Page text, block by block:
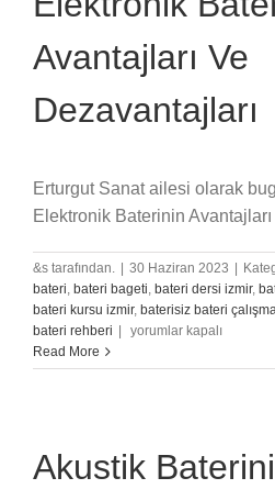
Avantajları Ve
Dezavantajları
Erturgut Sanat ailesi olarak
Elektronik Baterinin Avantajları
&s tarafından. 30 Haziran 2023
bateri, bateri bageti, bateri dersi izmir,
bateri kursu izmir, baterisiz bateri
bateri rehberi
Elektronik
Avantajları
yorumlar kapalı
Read More
Akustik